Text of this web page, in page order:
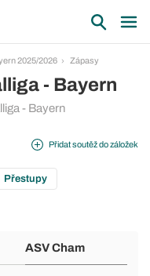
2025/2026 Zápasy
- Bayern
- Bayern
Přidat soutěž do záložek
Přestupy
ASV Cham